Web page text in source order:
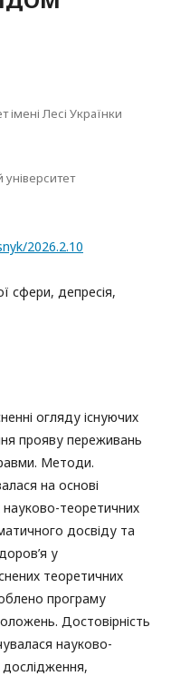
імені Лесі Українки
2026.2.10
сфери, депресія,
огляду існуючих
прояву переживань
Методи.
на основі
науково-теоретичних
досвіду та
у
теоретичних
програму
Достовірність
науково-